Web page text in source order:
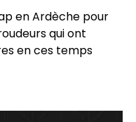
en Ardèche pour
qui ont
en ces temps